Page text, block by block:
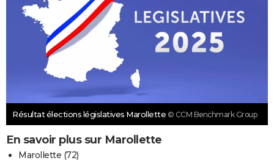
Résultat élections législatives Marollette © CCM Benchmark Group
En savoir plus sur Marollette
Marollette (72)